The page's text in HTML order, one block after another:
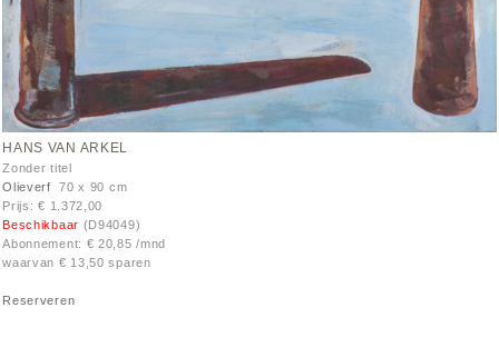
HANS VAN ARKEL
Zonder titel
Olieverf 70 x 90 cm
Prijs: € 1.372,00
Beschikbaar (D94049)
Abonnement: € 20,85 /mnd
waarvan € 13,50 sparen
Reserveren